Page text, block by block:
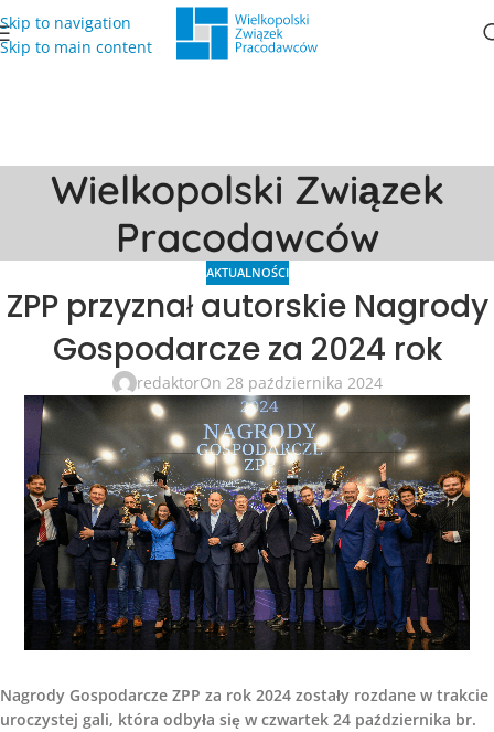
Skip to navigation
Skip to main content
Wielkopolski Związek
Pracodawców
AKTUALNOŚCI
ZPP przyznał autorskie Nagrody
Gospodarcze za 2024 rok
redaktorOn 28 października 2024
Nagrody Gospodarcze ZPP za rok 2024 zostały rozdane w trakcie
uroczystej gali, która odbyła się w czwartek 24 października br.